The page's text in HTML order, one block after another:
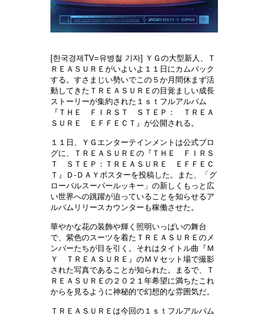
[한국경제TV=유병철 기자] ＹＧの大型新人、Ｔ
ＲＥＡＳＵＲＥがいよいよ１１日にカムバック
する。すさまじい勢いでこの５か月間休まず活
動してきたＴＲＥＡＳＵＲＥの目覚ましい成長
ストーリーが集約された１ｓｔフルアルバム
『ＴＨＥ ＦＩＲＳＴ ＳＴＥＰ： ＴＲＥＡ
ＳＵＲＥ ＥＦＦＥＣＴ』が公開される。
１１日、ＹＧエンターテインメントは公式ブロ
グに、ＴＲＥＡＳＵＲＥの『ＴＨＥ ＦＩＲＳ
Ｔ ＳＴＥＰ：ＴＲＥＡＳＵＲＥ ＥＦＦＥＣ
Ｔ』Ｄ-ＤＡＹポスターを投稿した。また、「グ
ローバルスーパールッキー」の新しくもっと広
い世界への跳躍が迫っていることを知らせるア
ルバムリリースカウンターも稼働させた。
華やかな花の装飾や輝く照明いっぱいの舞台
で、紫色のスーツを着たＴＲＥＡＳＵＲＥのメ
ンバーたちが目を引く。それはタイトル曲『Ｍ
Ｙ ＴＲＥＡＳＵＲＥ』のＭＶセット場で撮影
された写真であることが知られた。まるで、Ｔ
ＲＥＡＳＵＲＥの２０２１年希望に満ちたこれ
からを見るように神秘的で幻想的な雰囲気だ。
ＴＲＥＡＳＵＲＥは今回の１ｓｔフルアルバム